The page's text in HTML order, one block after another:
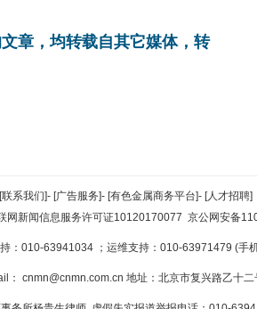
章，均转载自其它媒体，转
[联系我们]- [广告服务]- [有色金属商务平台]- [人才招聘]
网新闻信息服务许可证10120170077 京公网安备
：010-63941034 ；运维支持：010-63971479 (手
： cnmn@cnmn.com.cn 地址：北京市复兴路乙十